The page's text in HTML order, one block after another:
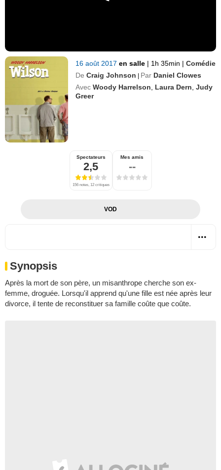
16 août 2017en salle | 1h 35min | Comédie
De Craig Johnson | Par Daniel Clowes
Avec Woody Harrelson Laura Dern ,Judy
Greer
Spectateurs
2,5
156 notes, 12 critiques
Mes amis
--
VOD
Synopsis
Après la mort de son père, un misanthrope cherche son ex-
femme, droguée. Lorsqu'il apprend qu'une fille est née après leur
divorce, il tente de reconstituer sa famille coûte que coûte.